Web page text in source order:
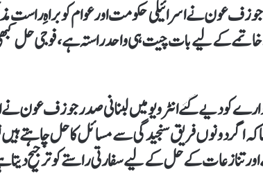
عون نے اسرائیلی حکومت اور عوام کو براہِ
کےلیے بات چیت ہی واحد راستہ ہے، فوجی حل کبھی
کو دیے گئے انٹرویو میں لبنانی صدر جوزف عون نے
اگر دونوں فریق سنجیدگی سے مسائل کا حل چاہتے ہیں
تنازعات کے حل کےلیے سفارتی راستے کو ترجیح